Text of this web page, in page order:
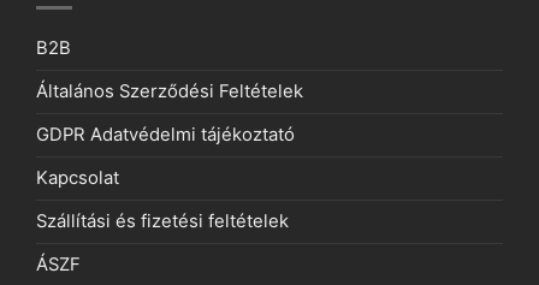
B2B
Általános Szerződési Feltételek
GDPR Adatvédelmi tájékoztató
Kapcsolat
Szállítási és fizetési feltételek
ÁSZF